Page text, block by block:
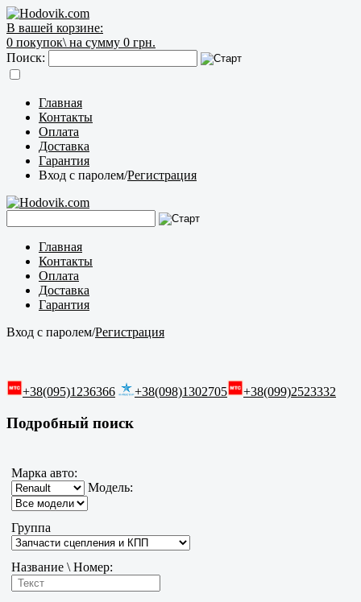
В вашей корзине:
0 покупок\ на сумму 0 грн.
Поиск:
Главная
Контакты
Оплата
Доставка
Гарантия
Вход с паролем/Регистрация
Главная
Контакты
Оплата
Доставка
Гарантия
Вход с паролем/Регистрация
+38(095)1236366 +38(098)1302705 +38(099)2523332
Подробный поиск
Марка авто:
Модель:
Группа
Название \ Номер: